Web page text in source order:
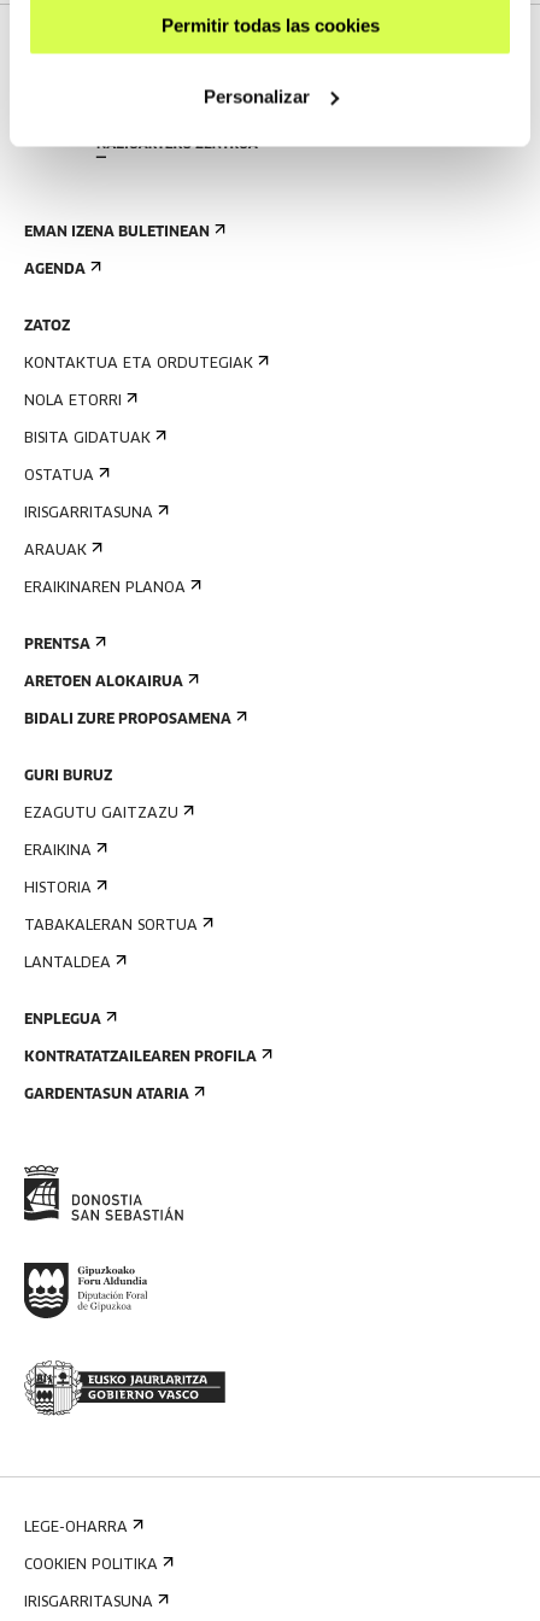
Permitir todas las cookies
Personalizar
EMAN IZENA BULETINEAN
AGENDA
ZATOZ
KONTAKTUA ETA ORDUTEGIAK
NOLA ETORRI
BISITA GIDATUAK
OSTATUA
IRISGARRITASUNA
ARAUAK
ERAIKINAREN PLANOA
PRENTSA
ARETOEN ALOKAIRUA
BIDALI ZURE PROPOSAMENA
GURI BURUZ
EZAGUTU GAITZAZU
ERAIKINA
HISTORIA
TABAKALERAN SORTUA
LANTALDEA
ENPLEGUA
KONTRATATZAILEAREN PROFILA
GARDENTASUN ATARIA
LEGE-OHARRA
COOKIEN POLITIKA
IRISGARRITASUNA